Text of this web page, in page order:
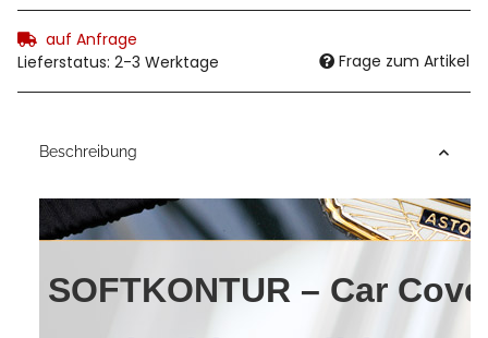
auf Anfrage
Lieferstatus: 2-3 Werktage
Frage zum Artikel
Beschreibung